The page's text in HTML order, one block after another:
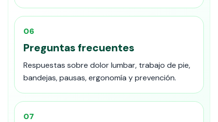
06
Preguntas frecuentes
Respuestas sobre dolor lumbar, trabajo de pie,
bandejas, pausas, ergonomía y prevención.
07